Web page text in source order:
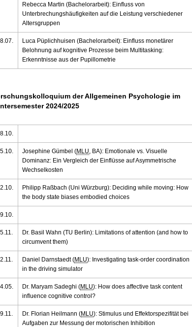
Rebecca Martin (Bachelorarbeit): Einfluss von
Unterbrechungshäufigkeiten auf die Leistung verschiedener
Altersgruppen
Luca Püplichhuisen (Bachelorarbeit): Einfluss monetärer
Belohnung auf kognitive Prozesse beim Multitasking:
Erkenntnisse aus der Pupillometrie
der Allgemeinen Psychologie im
2024/2025
Josephine Gümbel (MLU , BA): Emotionale vs. Visuelle
Dominanz: Ein Vergleich der Einflüsse auf Asymmetrische
Wechselkosten
Philipp Raßbach (Uni Würzburg): Deciding while moving: How
the body state biases embodied choices
Dr. Basil Wahn (TU Berlin): Limitations of attention (and how to
circumvent them)
Daniel Darnstaedt (MLU): Investigating task-order coordination
in the driving simulator
Dr. Maryam Sadeghi (MLU): How does affective task content
influence cognitive control?
Dr. Florian Heilmann (MLU): Stimulus und Effektorspezifität bei
Aufgaben zur Messung der motorischen Inhibition